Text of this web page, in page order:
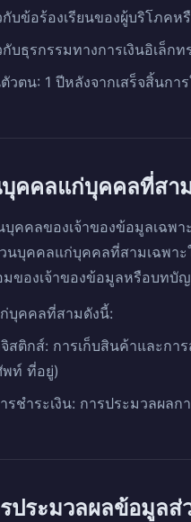
กับข้อร้องเรียนของผู้บริโภ
บธุรกรรมทางการเงินอิเล็
ตน: 1 ปีหลังจากเสร็จสิ้นกา
คคลแก่บุคคลที่สา
คคลของเจ้าของข้อมูลเฉพ
นบุคคลแก่บุคคลที่สามเฉพา
ของเจ้าของข้อมูลหรือบทบั
บุคคลที่สามดังนี้:
สติกส์: การเก็บสินค้าและกา
พท์ ที่อยู่)
ชำระเงิน: การประมวลผลก
ประมวลผลข้อมูล